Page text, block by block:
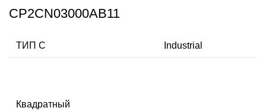
CP2CN03000AB11
ТИП C Industrial
Квадратный